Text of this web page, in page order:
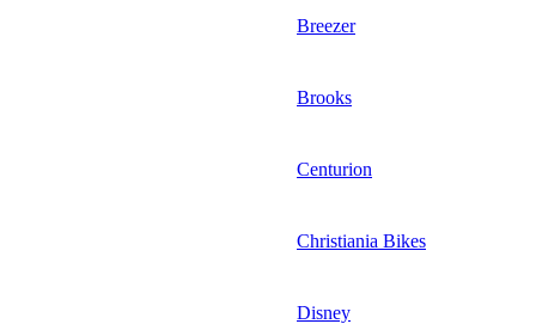
Breezer
Brooks
Centurion
Christiania Bikes
Disney